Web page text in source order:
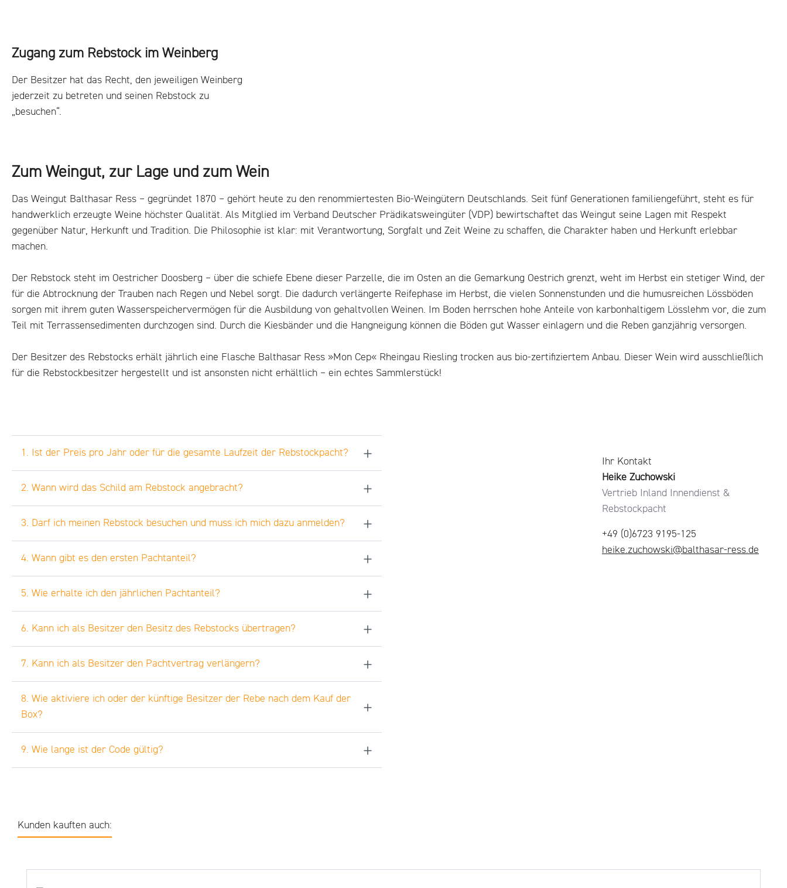
Zugang zum Rebstock im Weinberg
Der Besitzer hat das Recht, den jeweiligen Weinberg
jederzeit zu betreten und seinen Rebstock zu
„besuchen“.
Zum Weingut, zur Lage und zum Wein
Das Weingut Balthasar Ress – gegründet 1870 – gehört heute zu den renommiertesten Bio-Weingütern Deutschlands. Seit fünf Generationen familiengeführt, steht es für
handwerklich erzeugte Weine höchster Qualität. Als Mitglied im Verband Deutscher Prädikatsweingüter (VDP) bewirtschaftet das Weingut seine Lagen mit Respekt
gegenüber Natur, Herkunft und Tradition. Die Philosophie ist klar: mit Verantwortung, Sorgfalt und Zeit Weine zu schaffen, die Charakter haben und Herkunft erlebbar
machen.
Der Rebstock steht im Oestricher Doosberg – über die schiefe Ebene dieser Parzelle, die im Osten an die Gemarkung Oestrich grenzt, weht im Herbst ein stetiger Wind, der
für die Abtrocknung der Trauben nach Regen und Nebel sorgt. Die dadurch verlängerte Reifephase im Herbst, die vielen Sonnenstunden und die humusreichen Lössböden
sorgen mit ihrem guten Wasserspeichervermögen für die Ausbildung von gehaltvollen Weinen. Im Boden herrschen hohe Anteile von karbonhaltigem Lösslehm vor, die zum
Teil mit Terrassensedimenten durchzogen sind. Durch die Kiesbänder und die Hangneigung können die Böden gut Wasser einlagern und die Reben ganzjährig versorgen.
Der Besitzer des Rebstocks erhält jährlich eine Flasche Balthasar Ress »Mon Cep« Rheingau Riesling trocken aus bio-zertifiziertem Anbau. Dieser Wein wird ausschließlich
für die Rebstockbesitzer hergestellt und ist ansonsten nicht erhältlich – ein echtes Sammlerstück!
1. Ist der Preis pro Jahr oder für die gesamte Laufzeit der Rebstockpacht?
2. Wann wird das Schild am Rebstock angebracht?
3. Darf ich meinen Rebstock besuchen und muss ich mich dazu anmelden?
4. Wann gibt es den ersten Pachtanteil?
5. Wie erhalte ich den jährlichen Pachtanteil?
6. Kann ich als Besitzer den Besitz des Rebstocks übertragen?
7. Kann ich als Besitzer den Pachtvertrag verlängern?
8. Wie aktiviere ich oder der künftige Besitzer der Rebe nach dem Kauf der
Box?
9. Wie lange ist der Code gültig?
Ihr Kontakt
Heike Zuchowski
Vertrieb Inland Innendienst &
Rebstockpacht
+49 (0)6723 9195-125
heike.zuchowski@balthasar-ress.de
Kunden kauften auch: